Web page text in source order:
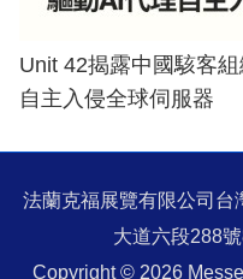
Unit 42揭露中國駭客
自主入侵全球伺服器
法蘭克福展覽有限公司台
大道六段288
Copyright © 2026